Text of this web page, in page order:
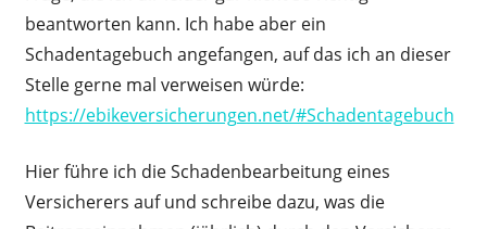
beantworten kann. Ich habe aber ein
Schadentagebuch angefangen, auf das ich an dieser
Stelle gerne mal verweisen würde:
https://ebikeversicherungen.net/#Schadentagebuch
Hier führe ich die Schadenbearbeitung eines
Versicherers auf und schreibe dazu, was die